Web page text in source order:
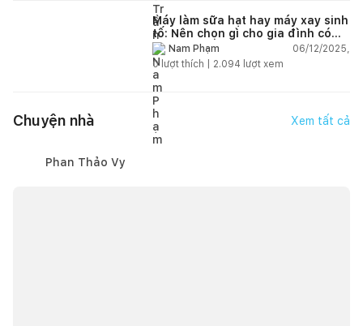
Máy làm sữa hạt hay máy xay sinh
tố: Nên chọn gì cho gia đình có
trẻ nhỏ (2–4 người)?
Nam Phạm
06/12/2025,
0lượt thích | 2.094 lượt xem
Chuyện nhà Xem tất cả
Phan Thảo Vy